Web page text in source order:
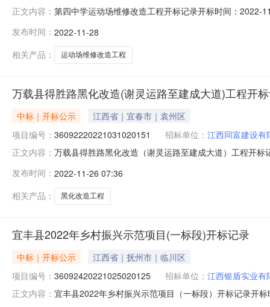
正文内容： 第四中学运动场维修改造工程开标记录开标时间：
目负责人:丁毅;报价:0.00元/%;工期:日历天;质量要求:;保
发布时间： 2022-11-28
相关产品：
运动场维修改造工程
万载县得胜路黑化改造(谢灵运路至建成大道)工程开
中标｜开标公示
江西省｜宜春市｜袁州区
项目编号： 36092220221031020151 招标单位： 江西同富建设有
正文内容： 万载县得胜路黑化改造（谢灵运路至建成大道）工程开
间:ThuNov2413:07:59CST2022,投标人名称:江西捷丰
发布时间： 2022-11-26 07:36
相关产品：
黑化改造工程
宜丰县2022年乡村振兴示范项目(一标段)开标记录
中标｜开标公示
江西省｜抚州市｜临川区
项目编号： 36092420221025020125 招标单位： 江西银盾实业有
正文内容： 宜丰县2022年乡村振兴示范项目（一标段）开标记录开